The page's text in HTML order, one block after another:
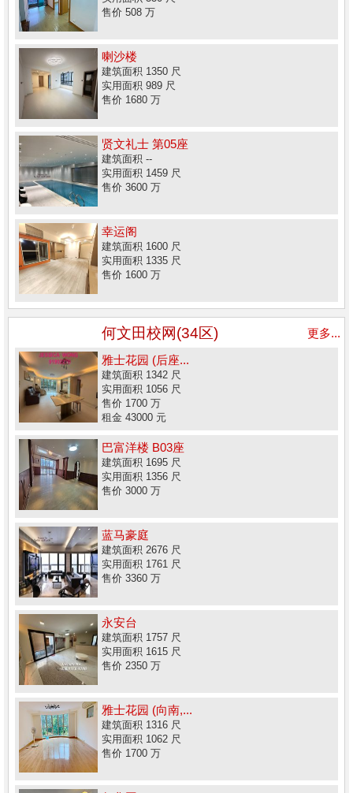
售价 508 万
喇沙楼
建筑面积 1350 尺
实用面积 989 尺
售价 1680 万
贤文礼士 第05座
建筑面积 --
实用面积 1459 尺
售价 3600 万
幸运阁
建筑面积 1600 尺
实用面积 1335 尺
售价 1600 万
何文田校网(34区)
更多...
雅士花园 (后座...
建筑面积 1342 尺
实用面积 1056 尺
售价 1700 万
租金 43000 元
巴富洋楼 B03座
建筑面积 1695 尺
实用面积 1356 尺
售价 3000 万
蓝马豪庭
建筑面积 2676 尺
实用面积 1761 尺
售价 3360 万
永安台
建筑面积 1757 尺
实用面积 1615 尺
售价 2350 万
雅士花园 (向南,...
建筑面积 1316 尺
实用面积 1062 尺
售价 1700 万